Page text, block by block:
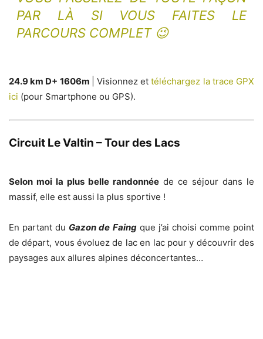
PAR LÀ SI VOUS FAITES LE
PARCOURS COMPLET 😉
24.9 km D+ 1606m | Visionnez ettéléchargez la trace GPX
ici (pour Smartphone ou GPS).
Circuit Le Valtin – Tour des Lacs
Selon moi la plus belle randonnée de ce séjour dans le
massif, elle est aussi la plus sportive !
En partant du Gazon de Faingque j’ai choisi comme point
de départ, vous évoluez de lac en lac pour y découvrir des
paysages aux allures alpines déconcertantes…